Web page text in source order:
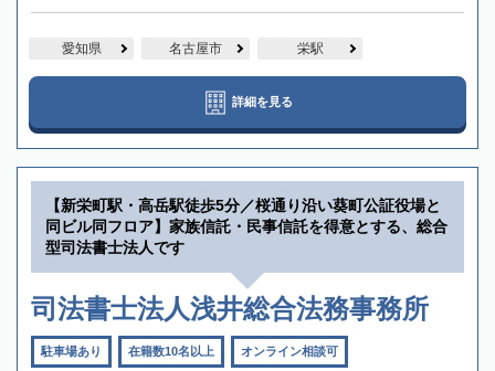
愛知県 名古屋市 栄駅
詳細を見る
【新栄町駅・高岳駅徒歩5分／桜通り沿い葵町公証役場と
同ビル同フロア】家族信託・民事信託を得意とする、総合
型司法書士法人です
司法書士法人浅井総合法務事務所
駐車場あり 在籍数10名以上 オンライン相談可